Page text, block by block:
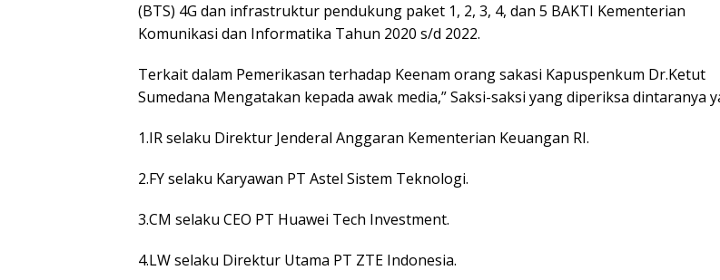
(BTS) 4G dan infrastruktur pendukung paket 1, 2, 3, 4, dan 5 BAKTI Kementerian
Komunikasi dan Informatika Tahun 2020 s/d 2022.
Terkait dalam Pemerikasan terhadap Keenam orang sakasi Kapuspenkum Dr.Ketut
Sumedana Mengatakan kepada awak media,” Saksi-saksi yang diperiksa dintaranya
1.IR selaku Direktur Jenderal Anggaran Kementerian Keuangan RI.
2.FY selaku Karyawan PT Astel Sistem Teknologi.
3.CM selaku CEO PT Huawei Tech Investment.
4.LW selaku Direktur Utama PT ZTE Indonesia.